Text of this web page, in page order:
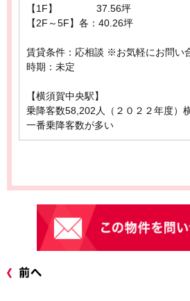
【1F】 37.56坪
【2F～5F】各：40.26坪
賃貸条件：応相談 ※お気軽にお問い
時期：未定
【横須賀中央駅】
乗降客数58,202人（２０２２年度）
一番乗降客数が多い